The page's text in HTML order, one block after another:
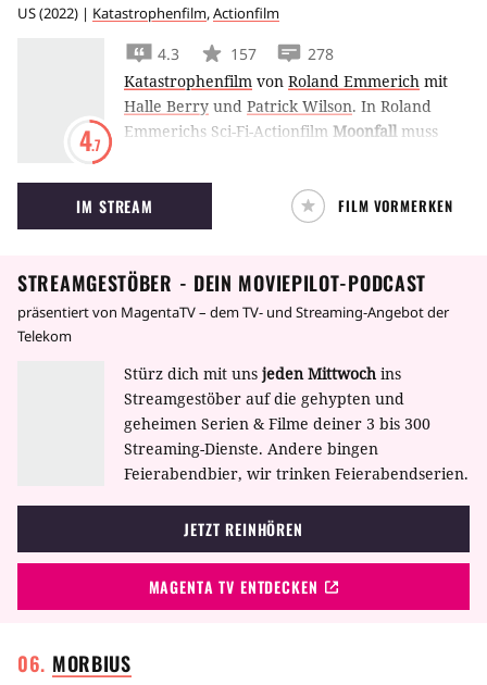
US(2022) | Katastrophenfilm,Actionfilm
4.7
4.3 157
278
Katastrophenfilm von Roland Emmerich mit
Halle Berry und Patrick Wilson. In Roland
Emmerichs Sci-Fi-Actionfilm Moonfall muss
Personen den Mond von der Kollision mit der
Erde abhalten.
IM STREAM FILM VORMERKEN
STREAMGESTÖBER - DEIN MOVIEPILOT-PODCAST
präsentiert von MagentaTV – dem TV- und Streaming-Angebot der
Telekom
Stürz dich mit uns jeden Mittwoch ins
Streamgestöber auf die gehypten und
geheimen Serien & Filme deiner 3 bis 300
Streaming-Dienste. Andere bingen
Feierabendbier, wir trinken Feierabendserien.
JETZT REINHÖREN
MAGENTA TV ENTDECKEN
MORBIUS